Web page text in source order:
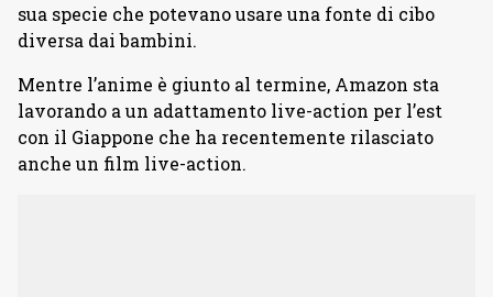
sua specie che potevano usare una fonte di cibo
diversa dai bambini.
Mentre l’anime è giunto al termine, Amazon sta
lavorando a un adattamento live-action per l’est
con il Giappone che ha recentemente rilasciato
anche un film live-action.